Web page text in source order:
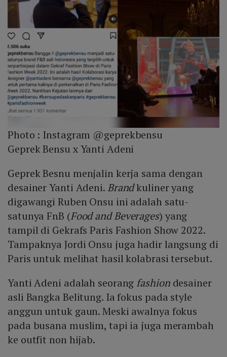
Photo : Instagram @geprekbensu
Geprek Bensu x Yanti Adeni
Geprek Besnu menjalin kerja sama dengan
desainer Yanti Adeni. Brandkuliner yang
digawangi Ruben Onsu ini adalah satu-
satunya FnB (Food and Beverages) yang
tampil di Gekrafs Paris Fashion Show 2022.
Tampaknya Jordi Onsu juga hadir langsung di
Paris untuk melihat hasil kolabrasi tersebut.
Yanti Adeni adalah seorang fashiondesainer
asli Bangka Belitung. Ia fokus pada style
anggun untuk gaun. Meski awalnya fokus
pada busana muslim, tapi ia juga merambah
ke outfit non hijab.